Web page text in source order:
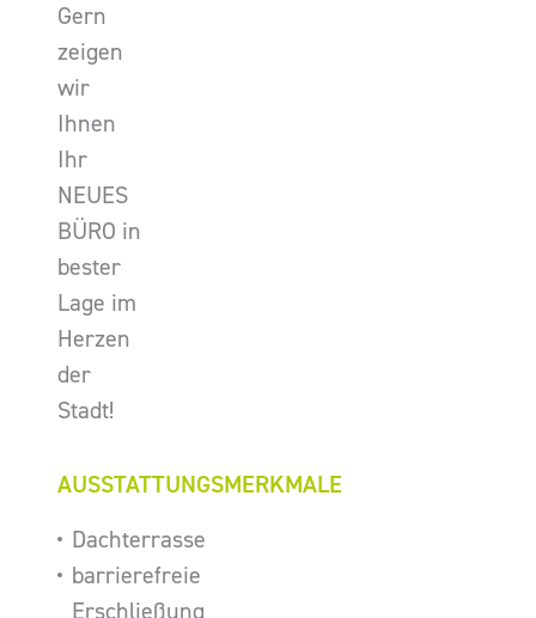
Gern
zeigen
wir
Ihnen
Ihr
NEUES
BÜRO in
bester
Lage im
Herzen
der
Stadt!
AUSSTATTUNGSMERKMALE
Dachterrasse
barrierefreie
Erschließung